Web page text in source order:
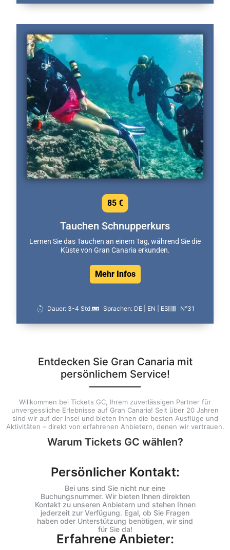
Tauchen Schnupperkurs
Lernen Sie das Tauchen an einem Tag, während Sie die
Küste von Gran Canaria erkunden.
Mehr Infos
85 €
Dauer: 3-4 Std. Sprachen: DE | EN | ES N°31
Entdecken Sie Gran Canaria mit
persönlichem Service!
Willkommen bei Tickets GC, Ihrem zuverlässigen Partner für
unvergessliche Erlebnisse auf Gran Canaria! Seit über 20 Jahren
sind wir auf der Insel und bieten Ihnen die besten Ausflüge und
Aktivitäten – direkt von erfahrenen Anbietern, denen wir vertrauen.
Warum Tickets GC wählen?
Persönlicher Kontakt:
Bei uns sind Sie nicht nur eine
Buchungsnummer. Wir bieten Ihnen direkten
Kontakt zu unseren Anbietern und stehen Ihnen
jederzeit zur Verfügung. Egal, ob Sie Fragen
haben oder Unterstützung benötigen, wir sind
für Sie da!
Erfahrene Anbieter: